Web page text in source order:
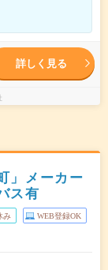
詳しく見る
」メーカー
ス有
み WEB登録OK